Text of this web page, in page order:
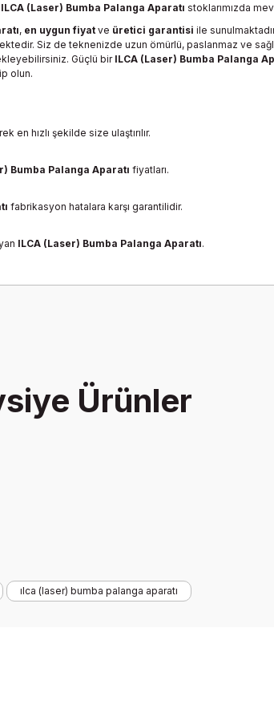
ILCA (Laser) Bumba Palanga Aparatı stoklarımızda
, en uygun fiyat ve üretici garantisi ile
Siz de teknenizde uzun ömürlü, paslanmaz ve
Güçlü birILCA (Laser) Bumba Palanga
olun.
en hızlı şekilde size ulaştırılır.
Bumba Palanga Aparatı fiyatları.
fabrikasyon hatalara karşı garantilidir.
ILCA (Laser) Bumba Palanga Aparatı.
Yorum YazÜrünler
ılca (laser) bumba palanga aparatı